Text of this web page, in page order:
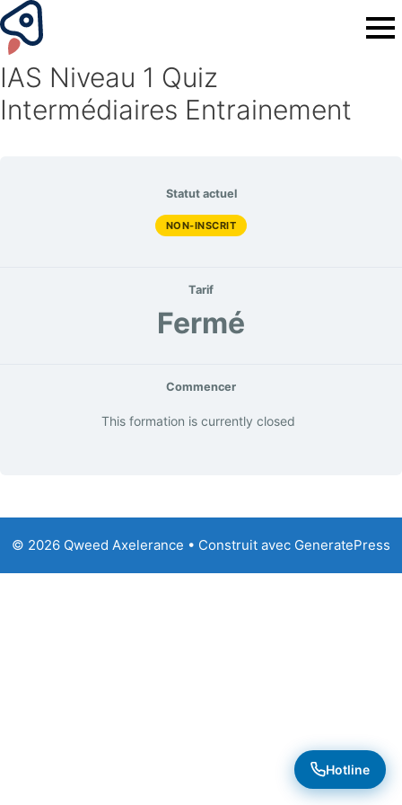
IAS Niveau 1 Quiz
Intermédiaires Entrainement
Statut actuel
NON-INSCRIT
Tarif
Fermé
Commencer
This formation is currently closed
© 2026 Qweed Axelerance • Construit avec GeneratePress
Hotline